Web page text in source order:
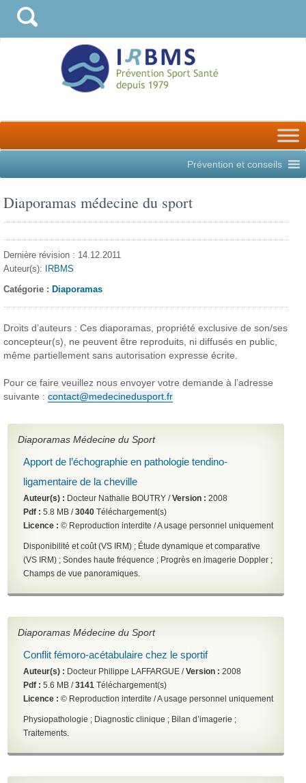
Prévention et conseils
Diaporamas médecine du sport
Dernière révision : 14.12.2011
Auteur(s):
IRBMS
Catégorie : Diaporamas
Droits d’auteurs : Ces diaporamas, propriété exclusive de son/ses
concepteur(s), ne peuvent être reproduits, ni diffusés en public,
même partiellement sans autorisation expresse écrite.
Pour ce faire veuillez nous envoyer votre demande à l’adresse
suivante :contact@medecinedusport.fr
Diaporamas Médecine du Sport
Apport de l’échographie en pathologie tendino-
ligamentaire de la cheville
Auteur(s) : Docteur Nathalie BOUTRY /Version : 2008
Pdf : 5.8 MB /3040 Téléchargement(s)
Licence : © Reproduction interdite / A usage personnel uniquement
Disponibilité et coût (VS IRM) ; Étude dynamique et comparative
(VS IRM) ; Sondes haute fréquence ; Progrès en imagerie Doppler ;
Champs de vue panoramiques.
Diaporamas Médecine du Sport
Conflit fémoro-acétabulaire chez le sportif
Auteur(s) : Docteur Philippe LAFFARGUE /Version : 2008
Pdf : 5.6 MB /3141 Téléchargement(s)
Licence : © Reproduction interdite / A usage personnel uniquement
Physiopathologie ; Diagnostic clinique ; Bilan d’imagerie ;
Traitements.